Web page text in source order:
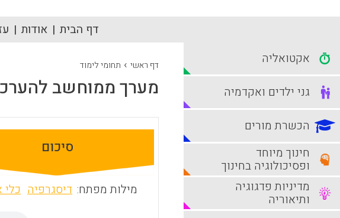
דף הבית אודות
דף ראשי › תחומי לימוד
מערך ממוחשב
סיכום
מילות מפתח: דיסגרפיה כלי
אקטואליה
גני ילדים ואקדמיה
הכשרת מורים
חינוך מיוחד
ופסיכולוגיה בחינוך
מדיניות פדגוגיה
ותיאוריה